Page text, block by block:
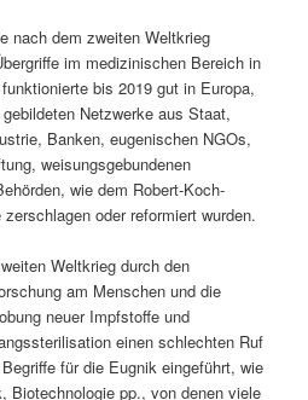
nach dem zweiten Weltkrieg
im medizinischen Bereich in
bis 2019 gut in Europa,
Netzwerke aus Staat,
Banken, eugenischen NGOs,
weisungsgebundenen
wie dem Robert-Koch-
oder reformiert wurden.
Weltkrieg durch den
am Menschen und die
neuer Impfstoffe und
einen schlechten Ruf
für die Eugnik eingeführt, wie
Biotechnologie pp., von denen viele